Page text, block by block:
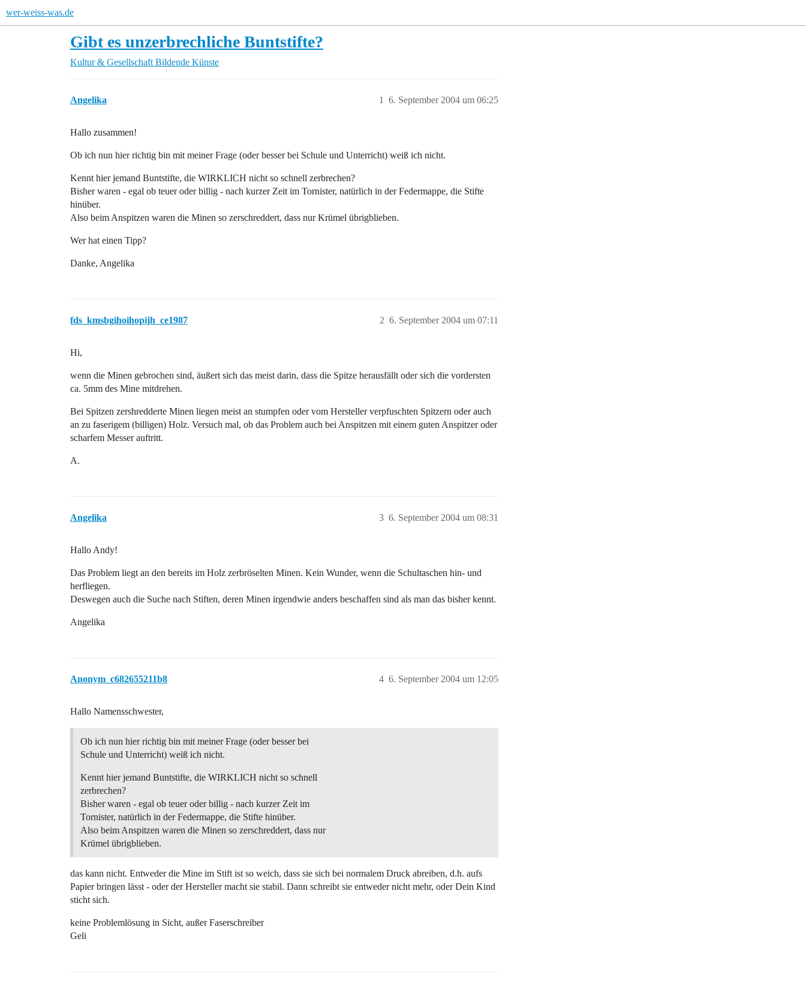
wer-weiss-was.de
Gibt es unzerbrechliche Buntstifte?
Kultur & Gesellschaft Bildende Künste
Angelika 6. September 2004 um 06:25
1
Hallo zusammen!
Ob ich nun hier richtig bin mit meiner Frage (oder besser bei Schule und Unterricht) weiß ich nicht.
Kennt hier jemand Buntstifte, die WIRKLICH nicht so schnell zerbrechen?
Bisher waren - egal ob teuer oder billig - nach kurzer Zeit im Tornister, natürlich in der Federmappe, die Stifte
hinüber.
Also beim Anspitzen waren die Minen so zerschreddert, dass nur Krümel übrigblieben.
Wer hat einen Tipp?
Danke, Angelika
fds_kmsbgihoihopijh_ce1987 6. September 2004 um 07:11
2
Hi,
wenn die Minen gebrochen sind, äußert sich das meist darin, dass die Spitze herausfällt oder sich die vordersten
ca. 5mm des Mine mitdrehen.
Bei Spitzen zershredderte Minen liegen meist an stumpfen oder vom Hersteller verpfuschten Spitzern oder auch
an zu faserigem (billigen) Holz. Versuch mal, ob das Problem auch bei Anspitzen mit einem guten Anspitzer oder
scharfem Messer auftritt.
A.
Angelika 6. September 2004 um 08:31
3
Hallo Andy!
Das Problem liegt an den bereits im Holz zerbröselten Minen. Kein Wunder, wenn die Schultaschen hin- und
herfliegen.
Deswegen auch die Suche nach Stiften, deren Minen irgendwie anders beschaffen sind als man das bisher kennt.
Angelika
Anonym_c682655211b8 6. September 2004 um 12:05
4
Hallo Namensschwester,
Ob ich nun hier richtig bin mit meiner Frage (oder besser bei
Schule und Unterricht) weiß ich nicht.
Kennt hier jemand Buntstifte, die WIRKLICH nicht so schnell
zerbrechen?
Bisher waren - egal ob teuer oder billig - nach kurzer Zeit im
Tornister, natürlich in der Federmappe, die Stifte hinüber.
Also beim Anspitzen waren die Minen so zerschreddert, dass nur
Krümel übrigblieben.
das kann nicht. Entweder die Mine im Stift ist so weich, dass sie sich bei normalem Druck abreiben, d.h. aufs
Papier bringen lässt - oder der Hersteller macht sie stabil. Dann schreibt sie entweder nicht mehr, oder Dein Kind
sticht sich.
keine Problemlösung in Sicht, außer Faserschreiber
Geli